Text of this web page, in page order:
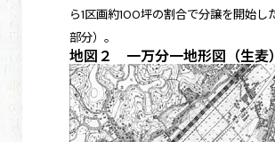
ら1区画約100坪の割合で分譲を開始
部分）。
地図２ 一万分一地形図（生麦